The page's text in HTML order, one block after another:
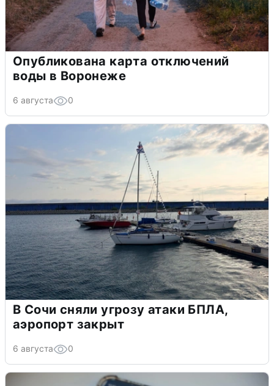
Опубликована карта отключений
воды в Воронеже
6 августа 0
В Сочи сняли угрозу атаки БПЛА,
аэропорт закрыт
6 августа 0